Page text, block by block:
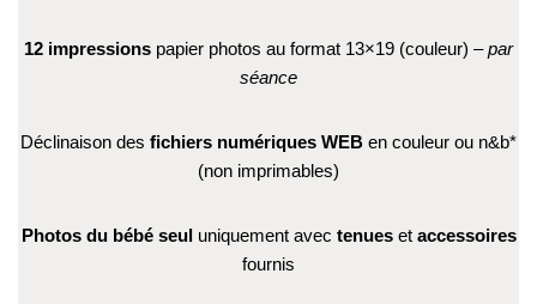
12 impressions papier photos au format 13×19 (couleur) – par
séance
Déclinaison des fichiers numériques WEB en couleur ou n&b*
(non imprimables)
Photos du bébé seuluniquement avec tenueset accessoires
fournis